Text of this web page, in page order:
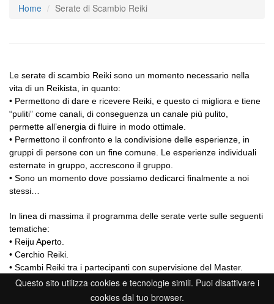
Home Serate di Scambio Reiki
Le serate di scambio Reiki sono un momento necessario nella
vita di un Reikista, in quanto:
• Permettono di dare e ricevere Reiki, e questo ci migliora e tiene
“puliti” come canali, di conseguenza un canale più pulito,
permette all’energia di fluire in modo ottimale.
• Permettono il confronto e la condivisione delle esperienze, in
gruppi di persone con un fine comune. Le esperienze individuali
esternate in gruppo, accrescono il gruppo.
• Sono un momento dove possiamo dedicarci finalmente a noi
stessi…
In linea di massima il programma delle serate verte sulle seguenti
tematiche:
• Reiju Aperto.
• Cerchio Reiki.
• Scambi Reiki tra i partecipanti con supervisione del Master.
• In funzione del numero dei partecipanti e dell’evolversi della
serata, potrebbero essere introdotti (oltre ovviamente agli
Questo sito utilizza cookies e tecnologie simili. Puoi disattivare i
cookies dal tuo browser.